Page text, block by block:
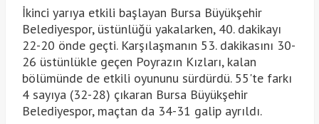
İkinci yarıya etkili başlayan Bursa Büyükşehir
Belediyespor, üstünlüğü yakalarken, 40. dakikayı
22-20 önde geçti. Karşılaşmanın 53. dakikasını 30-
26 üstünlükle geçen Poyrazın Kızları, kalan
bölümünde de etkili oyununu sürdürdü. 55'te farkı
4 sayıya (32-28) çıkaran Bursa Büyükşehir
Belediyespor, maçtan da 34-31 galip ayrıldı.